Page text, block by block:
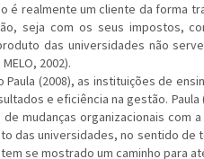
é realmente um cliente da forma
seja com os seus impostos,
das universidades não
2002).
(2008), as instituições de
e eficiência na gestão.
de mudanças organizacionais
das universidades, no sentido de
se mostrado um caminho para